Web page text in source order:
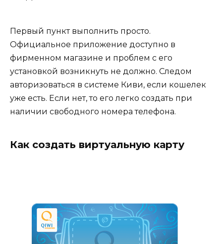
Первый пункт выполнить просто.
Официальное приложение доступно в
фирменном магазине и проблем с его
установкой возникнуть не должно. Следом
авторизоваться в системе Киви, если кошелек
уже есть. Если нет, то его легко создать при
наличии свободного номера телефона.
Как создать виртуальную карту